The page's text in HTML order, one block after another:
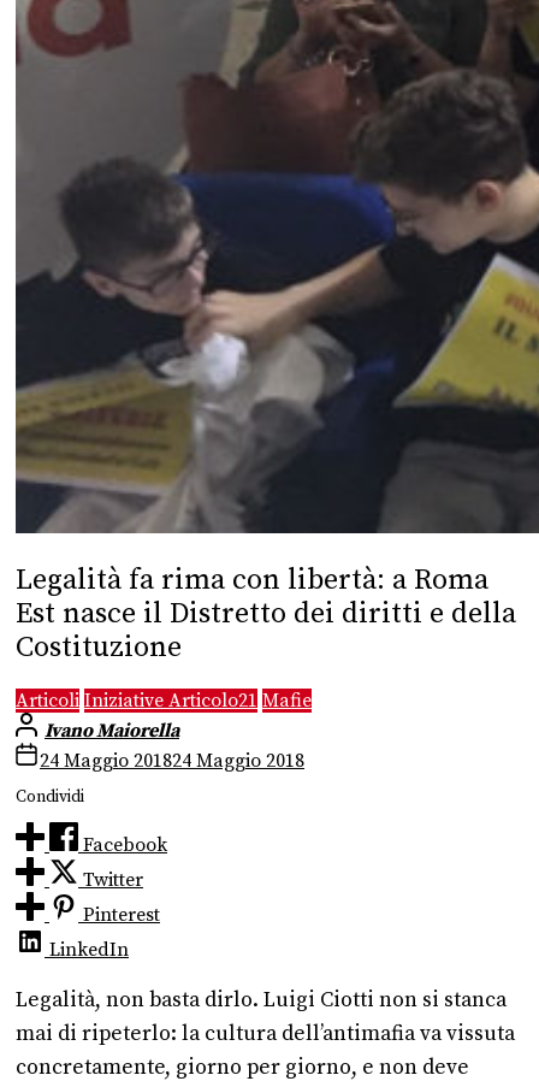
Legalità fa rima con libertà: a Roma
Est nasce il Distretto dei diritti e della
Costituzione
Articoli Iniziative Articolo21 Mafie
Ivano Maiorella
24 Maggio 201824 Maggio 2018
Condividi
Facebook
Twitter
Pinterest
LinkedIn
Legalità, non basta dirlo. Luigi Ciotti non si stanca
mai di ripeterlo: la cultura dell’antimafia va vissuta
concretamente, giorno per giorno, e non deve